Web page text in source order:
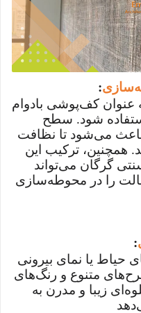
:
عنوان کف‌پوشی بادوام
شود. سطح
باعث می‌شود تا نظافت
همچنین، ترکیب این
گرگان می‌تواند
را در محوطه‌سازی
:
حیاط یا نمای بیرونی
متنوع و رنگ‌های
زیبا و مدرن به